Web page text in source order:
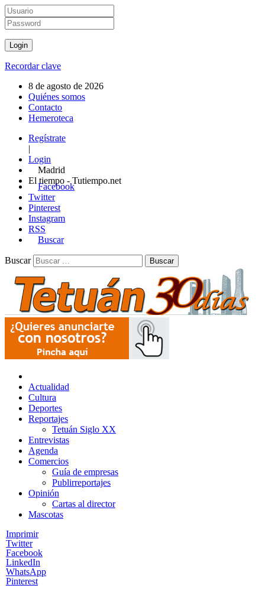
Recordar clave
8 de agosto de 2026
Quiénes somos
Contacto
Hemeroteca
Regístrate
|
Login
Madrid
El tiempo - Tutiempo.net
Facebook
Twitter
Pinterest
Instagram
RSS
Buscar
Buscar
Actualidad
Cultura
Deportes
Reportajes
Tetuán Siglo XX
Entrevistas
Agenda
Comercios
Guía de empresas
Publirreportajes
Opinión
Cartas al director
Mascotas
Imprimir
Twitter
Facebook
LinkedIn
WhatsApp
Pinterest